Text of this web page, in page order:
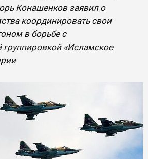
Конашенков заявил о
координировать свои
в борьбе с
группировкой «Исламское